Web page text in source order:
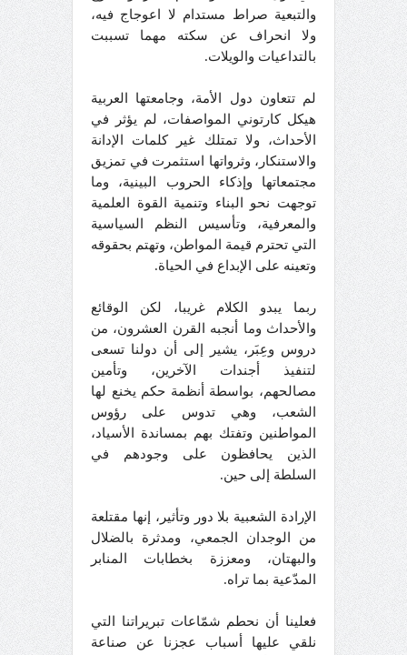
والتبعية صراط مستدام لا اعوجاج فيه،
ولا انحراف عن سكته مهما تسببت
بالتداعيات والويلات.
لم تتعاون دول الأمة، وجامعتها العربية
هيكل كارتوني المواصفات، لم يؤثر في
الأحداث، ولا تمتلك غير كلمات الإدانة
والاستنكار، وثرواتها استثمرت في تمزيق
مجتمعاتها وإذكاء الحروب البينية، وما
توجهت نحو البناء وتنمية القوة العلمية
والمعرفية، وتأسيس النظم السياسية
التي تحترم قيمة المواطن، وتهتم بحقوقه
وتعينه على الإبداع في الحياة.
ربما يبدو الكلام غريبا، لكن الوقائع
والأحداث وما أنجبه القرن العشرون، من
دروس وعِبَر، يشير إلى أن دولنا تسعى
لتنفيذ أجندات الآخرين، وتأمين
مصالحهم، بواسطة أنظمة حكم يخنع لها
الشعب، وهي تدوس على رؤوس
المواطنين وتفتك بهم بمساندة الأسياد،
الذين يحافظون على وجودهم في
السلطة إلى حين.
الإرادة الشعبية بلا دور وتأثير، إنها مقتلعة
من الوجدان الجمعي، ومدثرة بالضلال
والبهتان، ومعززة بخطابات المنابر
المدّعية بما تراه.
فعلينا أن نحطم شمّاعات تبريراتنا التي
نلقي عليها أسباب عجزنا عن صناعة